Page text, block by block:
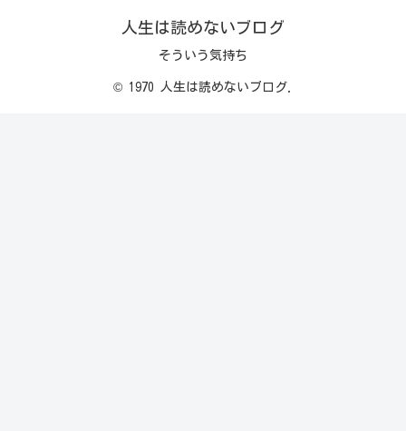
人生は読めないブログ
そういう気持ち
© 1970 人生は読めないブログ.